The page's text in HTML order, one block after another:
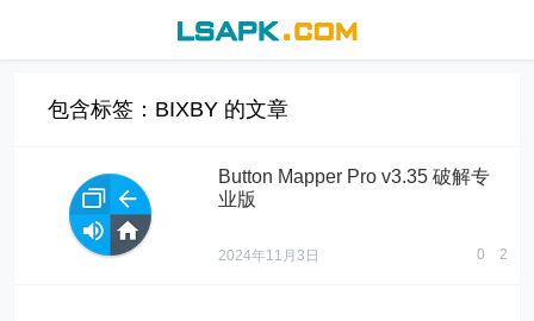
包含标签：BIXBY 的文章
Button Mapper Pro v3.35 破解专
业版
2024年11月3日 0 2